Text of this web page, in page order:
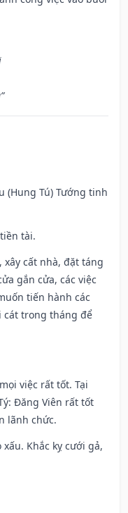
(Hung Tú) Tướng tinh
tài.
cất nhà, đặt táng
gắn cửa, các việc
tiến hành các
cát trong tháng để
việc rất tốt. Tại
Đăng Viên rất tốt
lãnh chức.
xấu. Khắc kỵ cưới gả,